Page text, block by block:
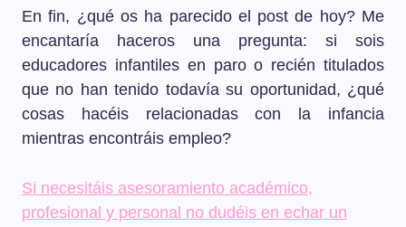
En fin, ¿qué os ha parecido el post de hoy? Me
encantaría haceros una pregunta: si sois
educadores infantiles en paro o recién titulados
que no han tenido todavía su oportunidad, ¿qué
cosas hacéis relacionadas con la infancia
mientras encontráis empleo?
Si necesitáis asesoramiento académico,
profesional y personal no dudéis en echar un